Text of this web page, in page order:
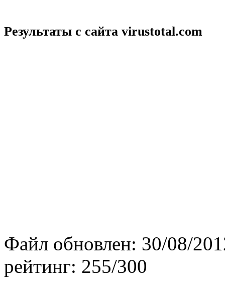
Результаты с сайта virustotal.com
Файл обновлен: 30/08/
рейтинг: 255/300